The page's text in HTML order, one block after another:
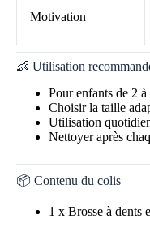
Motivation
👶 Utilisation
Pour enfants de 2 à
Choisir la taille
Utilisation
Nettoyer après
📦 Contenu du colis
1 x Brosse à dents